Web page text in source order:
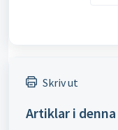
Skriv ut
Artiklar i